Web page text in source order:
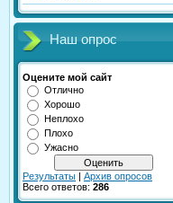
Наш опрос
Оцените мой сайт
Отлично
Хорошо
Неплохо
Плохо
Ужасно
Результаты | Архив опросов
Всего ответов: 286